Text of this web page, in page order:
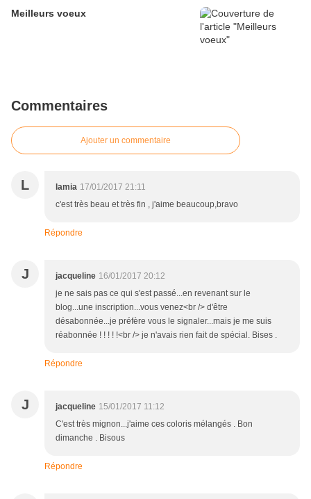
Meilleurs voeux
Commentaires
Ajouter un commentaire
L lamia 17/01/2017 21:11
c'est très beau et très fin , j'aime beaucoup,bravo
Répondre
J jacqueline 16/01/2017 20:12
je ne sais pas ce qui s'est passé...en revenant sur le
blog...une inscription...vous venez<br /> d'être
désabonnée...je préfère vous le signaler...mais je me suis
réabonnée ! ! ! ! !<br /> je n'avais rien fait de spécial. Bises .
Répondre
J jacqueline 15/01/2017 11:12
C'est très mignon...j'aime ces coloris mélangés . Bon
dimanche . Bisous
Répondre